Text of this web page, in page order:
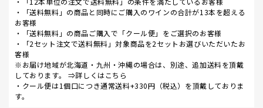
・「送料無料」の商品と同時にご購入のワインの合計が13本を超える
お客様
・「送料無料」の商品ご購入で「クール便」をご選択のお客様
・「2セット注文で送料無料」対象商品を2セットお選びいただいたお
客様
※お届け地域が北海道・九州・沖縄の場合は、別途、追加送料を頂戴
しております。 ⇒詳しくはこちら
・クール便は1個口につき通常送料+330円（税込）を頂戴しておりま
す。